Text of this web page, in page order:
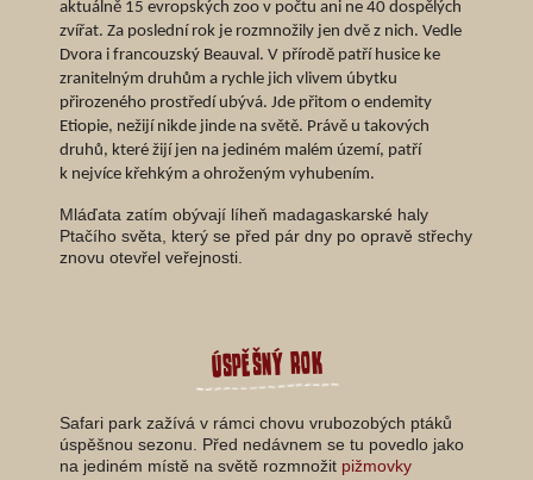
aktuálně 15 evropských zoo v počtu ani ne 40 dospělých
zvířat. Za poslední rok je rozmnožily jen dvě z nich. Vedle
Dvora i francouzský Beauval. V přírodě patří husice ke
zranitelným druhům a rychle jich vlivem úbytku
přirozeného prostředí ubývá. Jde přitom o endemity
Etiopie, nežijí nikde jinde na světě. Právě u takových
druhů, které žijí jen na jediném malém území, patří
k nejvíce křehkým a ohroženým vyhubením.
Mláďata zatím obývají líheň madagaskarské haly
Ptačího světa, který se před pár dny po opravě střechy
znovu otevřel veřejnosti.
Úspěšný rok
Safari park zažívá v rámci chovu vrubozobých ptáků
úspěšnou sezonu. Před nedávnem se tu povedlo jako
na jediném místě na světě rozmnožit pižmovky